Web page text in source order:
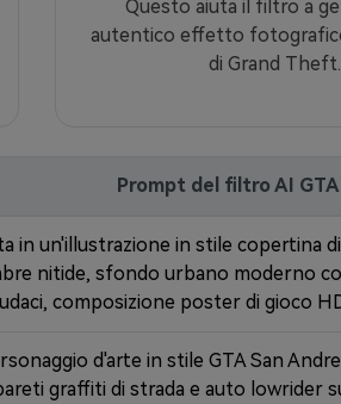
Questo aiuta il filtro a
autentico effetto
di Grand Theft.
Prompt del filtro AI GTA
in un'illustrazione in stile copertina
nitide, sfondo urbano moderno
composizione poster di gioco
d'arte in stile GTA San
graffiti di strada e auto lowrider